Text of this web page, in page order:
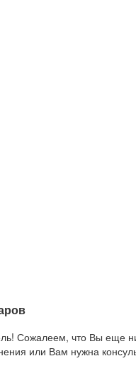
Сожалеем, что Вы еще
или Вам нужна